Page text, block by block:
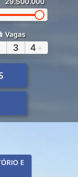
Vagas
3 4 +
E